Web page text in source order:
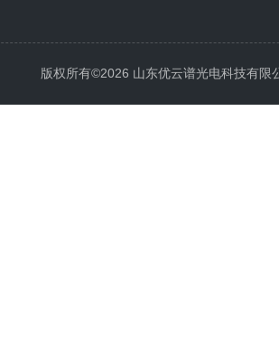
版权所有©2026 山东优云谱光电科技有